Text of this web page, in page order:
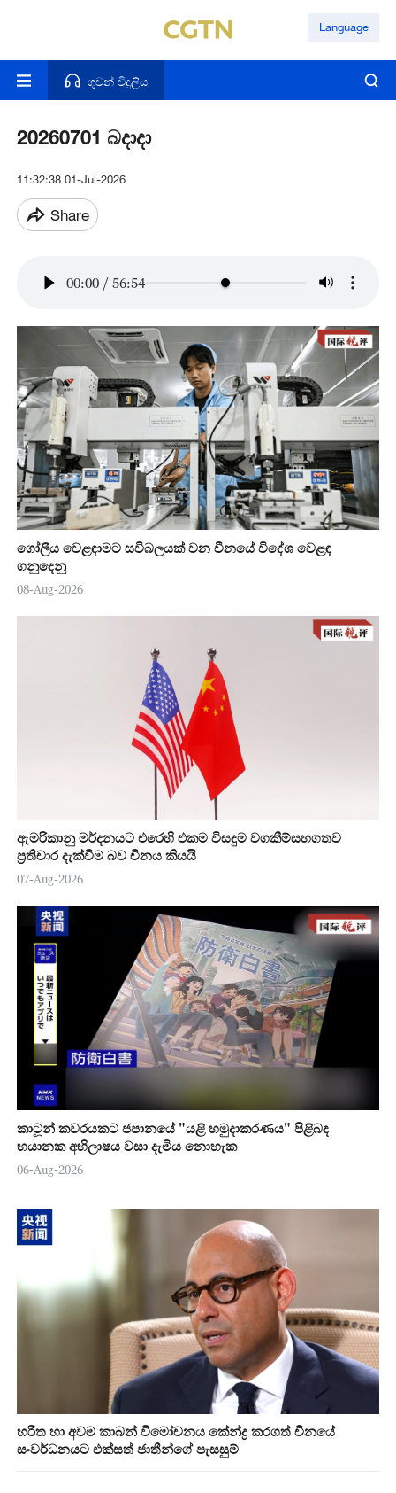
Language
ගුවන් විදුලිය
20260701 බදාදා
11:32:38 01-Jul-2026
Share
00:00 / 56:54
ගෝලීය වෙළඳාමට සවිබලයක් වන චීනයේ විදේශ වෙළඳ
ගනුදෙනු
08-Aug-2026
ඇමරිකානු මර්දනයට එරෙහි එකම විසඳුම වගකීම්සහගතව
ප්‍රතිචාර දැක්වීම බව චීනය කියයි
07-Aug-2026
කාටූන් කවරයකට ජපානයේ "යළි හමුදාකරණය" පිළිබඳ
භයානක අභිලාෂය වසා දැමිය නොහැක
06-Aug-2026
හරිත හා අවම කාබන් විමෝචනය කේන්ද්‍ර කරගත් චීනයේ
සංවර්ධනයට එක්සත් ජාතීන්ගේ පැසසුම්